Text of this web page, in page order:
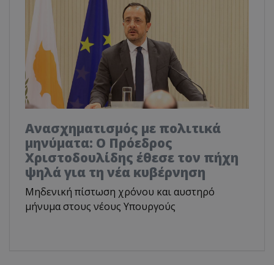
Ανασχηματισμός με πολιτικά
μηνύματα: Ο Πρόεδρος
Χριστοδουλίδης έθεσε τον πήχη
ψηλά για τη νέα κυβέρνηση
Μηδενική πίστωση χρόνου και αυστηρό
μήνυμα στους νέους Υπουργούς